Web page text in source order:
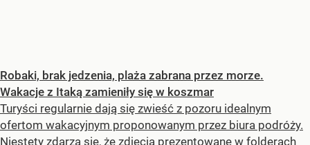
Robaki, brak jedzenia, plaża zabrana przez morze.
Wakacje z Itaką zamieniły się w koszmar
Turyści regularnie dają się zwieść z pozoru idealnym
ofertom wakacyjnym proponowanym przez biura podróży.
Niestety zdarza się, że zdjęcia prezentowane w folderach